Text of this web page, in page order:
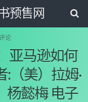
预售网
论
亚马逊如何
:（美）拉姆·
杨懿梅 电子